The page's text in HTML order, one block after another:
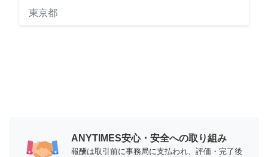
東京都
ANYTIMES安心・安全への取り組み
報酬は取引前に事務局に支払われ、評価・完了後